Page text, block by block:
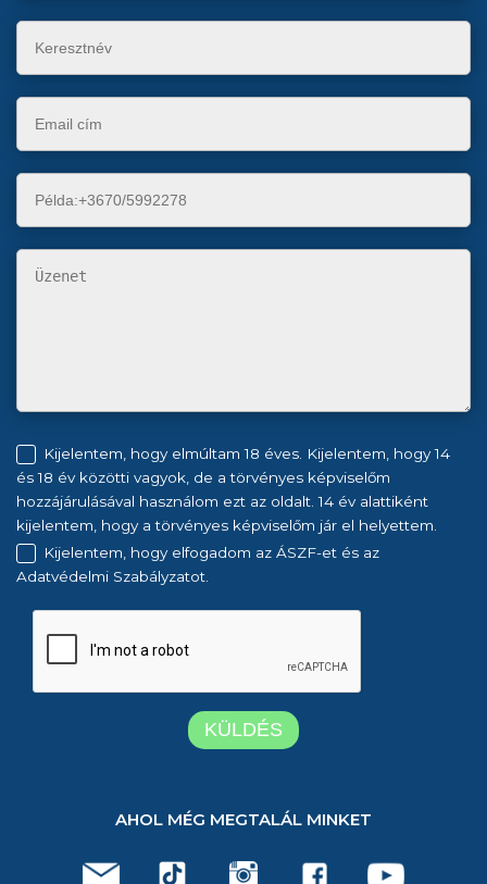
Kijelentem, hogy elmúltam 18 éves. Kijelentem, hogy 14
és 18 év közötti vagyok, de a törvényes képviselőm
hozzájárulásával használom ezt az oldalt. 14 év alattiként
kijelentem, hogy a törvényes képviselőm jár el helyettem.
Kijelentem, hogy elfogadom az ÁSZF-et és az
Adatvédelmi Szabályzatot.
AHOL MÉG MEGTALÁL MINKET